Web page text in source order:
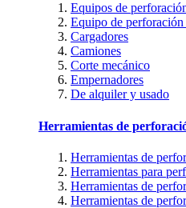
Equipos de
Equipo de
Cargadores
Camiones
Corte mecánico
Empernadores
De alquiler y usado
Herramientas de
Herramientas de
Herramientas para
Herramientas de
Herramientas de